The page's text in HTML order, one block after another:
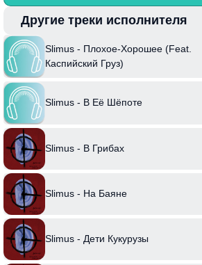
может повлиять на жизнь.
Интересный факт: Slimus – это не только
и отражение внутреннего мира каждого
вдохновлён собственным опытом и
музыку особенно близкой и понятной
Другие треки исполнителя
Slimus - Плохое-Хорошее (Feat.
Каспийский Груз)
Slimus - В Её Шёпоте
Slimus - В Грибах
Slimus - На Баяне
Slimus - Дети Кукурузы